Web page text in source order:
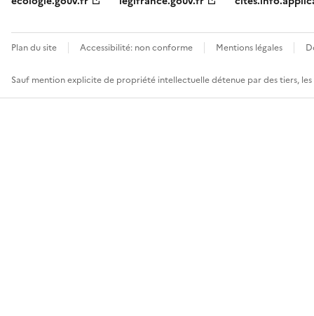
Plan du site Accessibilité: non conforme Mentions légales
Sauf mention explicite de propriété intellectuelle détenue par des tiers,